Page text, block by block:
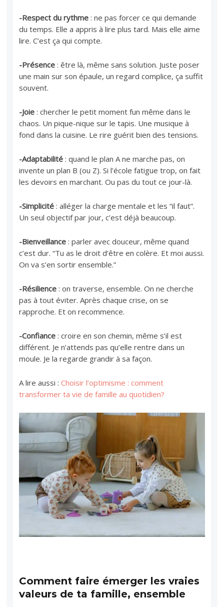
-Respect du rythme : ne pas forcer ce qui demande
du temps. Elle a appris à lire plus tard. Mais elle aime
lire. C’est ça qui compte.
-Présence : être là, même sans solution. Juste poser
une main sur son épaule, un regard complice, ça suffit
souvent.
-Joie : chercher le petit moment fun même dans le
chaos. Un pique-nique sur le tapis. Une musique à
fond dans la cuisine. Le rire guérit bien des tensions.
-Adaptabilité : quand le plan A ne marche pas, on
invente un plan B (ou Z). Si l’école fatigue trop, on fait
les devoirs en marchant. Ou pas du tout ce jour-là.
-Simplicité : alléger la charge mentale et les “il faut”.
Un seul objectif par jour, c’est déjà beaucoup.
-Bienveillance : parler avec douceur, même quand
c’est dur. “Tu as le droit d’être en colère. Et moi aussi.
On va s’en sortir ensemble.”
-Résilience : on traverse, ensemble. On ne cherche
pas à tout éviter. Après chaque crise, on se
rapproche. Et on recommence.
-Confiance : croire en son chemin, même s’il est
différent. Je n’attends pas qu’elle rentre dans un
moule. Je la regarde grandir à sa façon.
A lire aussi :Choisir l’optimisme : comment
transformer ta vie de famille au quotidien?
Comment faire émerger les vraies
valeurs de ta famille, ensemble